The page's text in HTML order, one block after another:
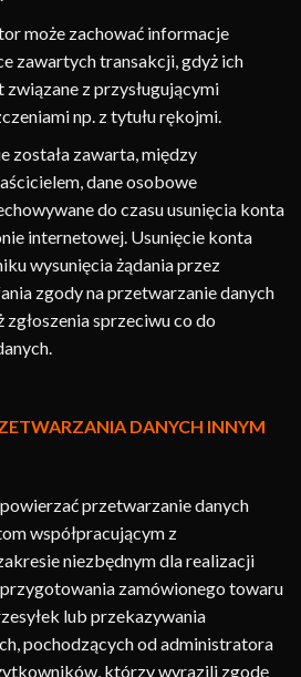
może zachować informacje
zawartych transakcji, gdyż ich
z przysługującymi
np. z tytułu rękojmi.
została zawarta, między
dane osobowe
do czasu usunięcia konta
internetowej. Usunięcie konta
wysunięcia żądania przez
zgody na przetwarzanie danych
sprzeciwu co do
DANYCH INNYM
przetwarzanie danych
współpracującym z
niezbędnym dla realizacji
zamówionego towaru
lub przekazywania
pochodzących od administratora
którzy wyrazili zgodę